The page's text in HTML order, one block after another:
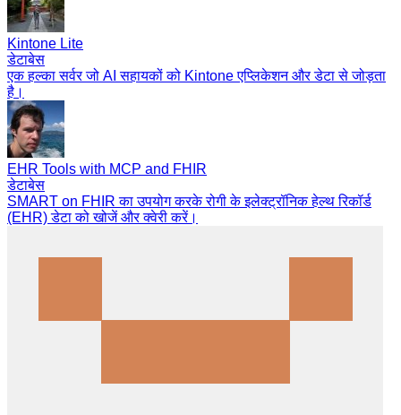
Kintone Lite
डेटाबेस
एक हल्का सर्वर जो AI सहायकों को Kintone एप्लिकेशन और डेटा से जोड़ता
है।
EHR Tools with MCP and FHIR
डेटाबेस
SMART on FHIR का उपयोग करके रोगी के इलेक्ट्रॉनिक हेल्थ रिकॉर्ड
(EHR) डेटा को खोजें और क्वेरी करें।